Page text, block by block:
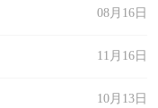
08月16日
11月16日
10月13日